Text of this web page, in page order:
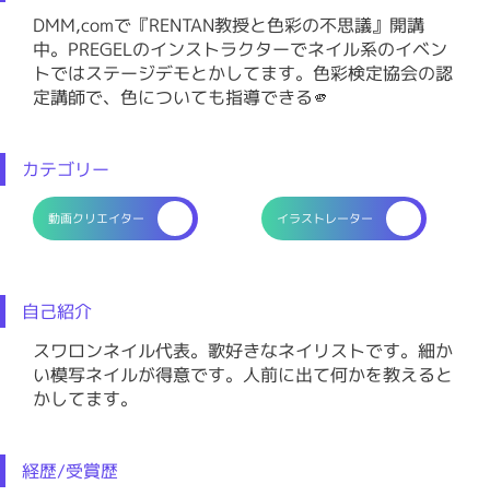
DMM,comで『RENTAN教授と色彩の不思議』開講
中。PREGELのインストラクターでネイル系のイベン
トではステージデモとかしてます。色彩検定協会の認
定講師で、色についても指導できる🫵
カテゴリー
動画クリエイター イラストレーター
自己紹介
スワロンネイル代表。歌好きなネイリストです。細か
い模写ネイルが得意です。人前に出て何かを教えると
かしてます。
経歴/受賞歴